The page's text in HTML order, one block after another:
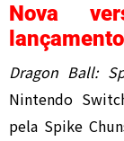
Nova
Dragon Ball:
Nintendo
pela Spike